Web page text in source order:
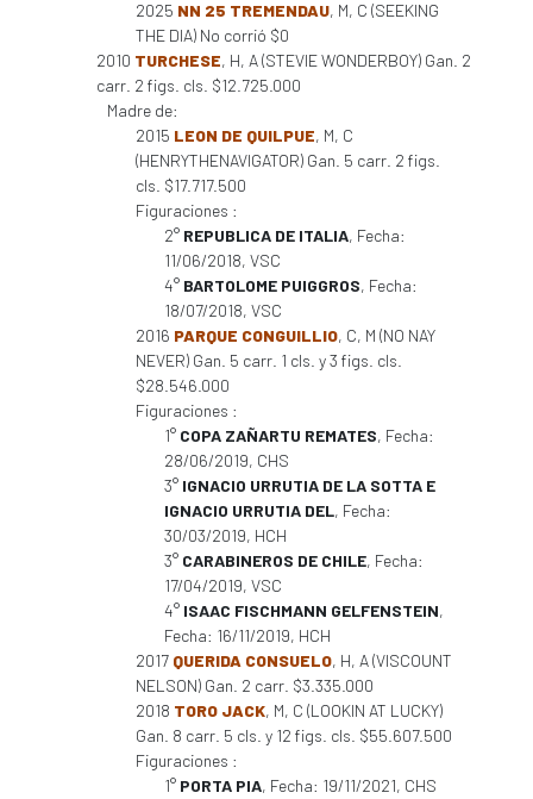
2025 NN 25 TREMENDAU, M, C (SEEKING
THE DIA) No corrió $0
2010 TURCHESE, H, A (STEVIE WONDERBOY) Gan. 2
carr. 2 figs. cls. $12.725.000
Madre de:
2015 LEON DE QUILPUE, M, C
(HENRYTHENAVIGATOR) Gan. 5 carr. 2 figs.
cls. $17.717.500
Figuraciones :
2° REPUBLICA DE ITALIA, Fecha:
11/06/2018, VSC
4° BARTOLOME PUIGGROS, Fecha:
18/07/2018, VSC
2016 PARQUE CONGUILLIO, C, M (NO NAY
NEVER) Gan. 5 carr. 1 cls. y 3 figs. cls.
$28.546.000
Figuraciones :
1° COPA ZAÑARTU REMATES, Fecha:
28/06/2019, CHS
3° IGNACIO URRUTIA DE LA SOTTA E
IGNACIO URRUTIA DEL, Fecha:
30/03/2019, HCH
3° CARABINEROS DE CHILE, Fecha:
17/04/2019, VSC
4° ISAAC FISCHMANN GELFENSTEIN,
Fecha: 16/11/2019, HCH
2017 QUERIDA CONSUELO, H, A (VISCOUNT
NELSON) Gan. 2 carr. $3.335.000
2018 TORO JACK, M, C (LOOKIN AT LUCKY)
Gan. 8 carr. 5 cls. y 12 figs. cls. $55.607.500
Figuraciones :
1° PORTA PIA, Fecha: 19/11/2021, CHS